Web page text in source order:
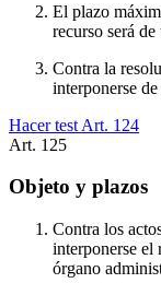
El plazo
recurso será de
Contra la
interponerse
Hacer test Art. 124
Art. 125
Objeto y plazos
Contra los
interponerse el
órgano